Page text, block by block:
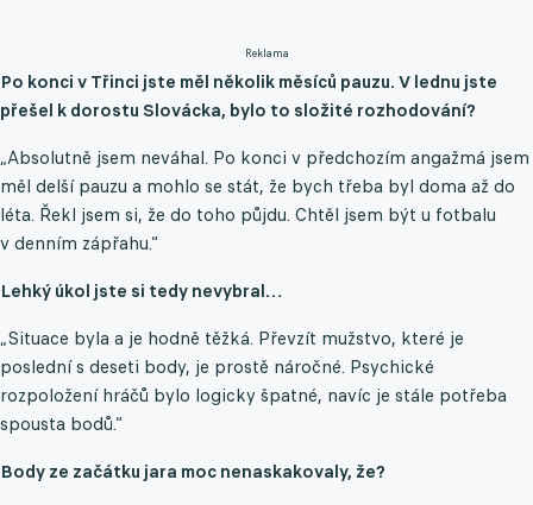
Reklama
Po konci v Třinci jste měl několik měsíců pauzu. V lednu jste
přešel k dorostu Slovácka, bylo to složité rozhodování?
„Absolutně jsem neváhal. Po konci v předchozím angažmá jsem
měl delší pauzu a mohlo se stát, že bych třeba byl doma až do
léta. Řekl jsem si, že do toho půjdu. Chtěl jsem být u fotbalu
v denním zápřahu.“
Lehký úkol jste si tedy nevybral…
„Situace byla a je hodně těžká. Převzít mužstvo, které je
poslední s deseti body, je prostě náročné. Psychické
rozpoložení hráčů bylo logicky špatné, navíc je stále potřeba
spousta bodů.“
Body ze začátku jara moc nenaskakovaly, že?